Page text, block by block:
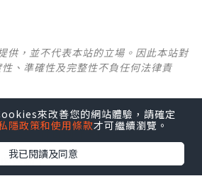
供，並不代表本站的立場。因此本站對
、準確性及完整性不負任何法律責
l登記《社群創作有價企劃》
活動 】
旅遊丶美食丶親子丶寵物丶扮靚
來改善您的網站體驗，請確定
隱政策和使用條款才可繼續瀏覽。
我已閱讀及同意